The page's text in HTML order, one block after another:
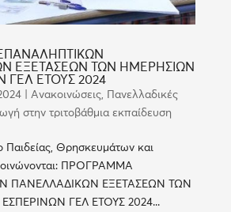
ΕΞΕΤΑΣΕΩΝ ΤΩΝ ΗΜΕΡΗΣΙΩΝ
ΓΕΛ ΕΤΟΥΣ 2024
| Ανακοινώσεις,
Πανελλαδικές
στην τριτοβάθμια εκπαίδευση
Παιδείας, Θρησκευμάτων και
ΠΡΟΓΡΑΜΜΑ
ΠΑΝΕΛΛΑΔΙΚΩΝ ΕΞΕΤΑΣΕΩΝ ΤΩΝ
ΓΕΛ ΕΤΟΥΣ 2024...